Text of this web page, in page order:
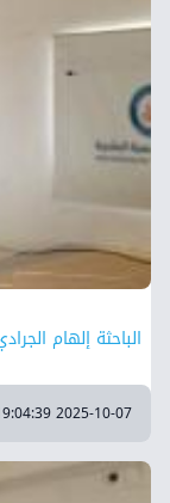
الباحثة إلهام
2025-10-07 19:04:39